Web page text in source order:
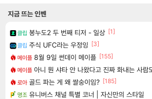
지금 뜨는 인벤
클립 봉누도2 두 번째 티저 - 일상 [1]
클립 주식 UFC라는 우정잉 [3]
메이플 8월 9일 썬데이 메이플 [155]
메이플 아니 뭔 샤타 안 나왔다고 진짜 화내는 사람
로아 골드 파는 게 왜 쌀숭이임? [185]
명조 유니버스 채널 특별 코너 | 자신만의 스타일